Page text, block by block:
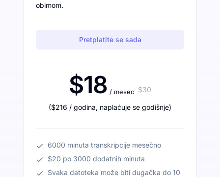
obimom.
Pretplatite se sada
$18 / mesec $30
($216 / godina, naplaćuje se godišnje)
6000 minuta transkripcije mesečno
$20 po 3000 dodatnih minuta
Svaka datoteka može biti dugačka do 10